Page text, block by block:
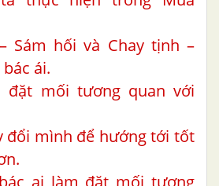
Sám hối và Chay tịnh –
ái.
đặt mối tương quan với
đổi mình để hướng tới tốt